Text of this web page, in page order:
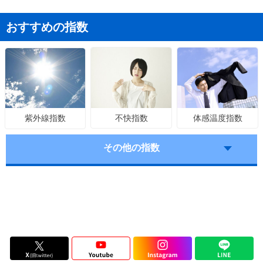
おすすめの指数
紫外線指数 不快指数 体感温度指数
その他の指数